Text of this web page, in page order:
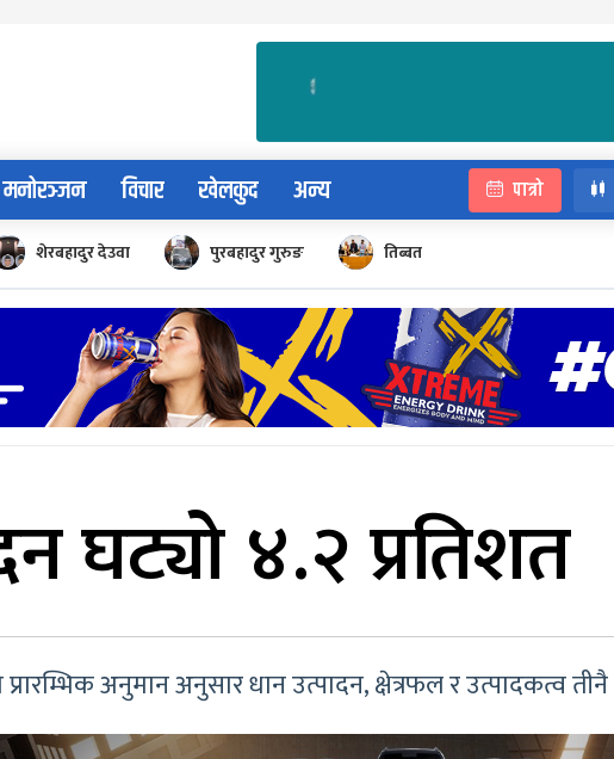
मनोरञ्जन विचार खेलकुद अन्य पात्रो
शेरबहादुर देउवा पुरबहादुर गुरुङ तिब्बत
घट्यो ४.२ प्रतिशत
अनुमान अनुसार धान उत्पादन, क्षेत्रफल र उत्पादकत्व